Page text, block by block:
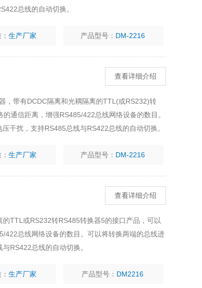
总线的自动切换。
：生产厂家 产品型号： DM-2216
查看详细介绍
，带有DCDC隔离和光耦隔离的TTL(或RS232)转
通信距离，增强RS485/422总线网络设备的数目。
干扰，支持RS485总线与RS422总线的自动切换。
：生产厂家 产品型号： DM-2216
查看详细介绍
TTL或RS232转RS485转换器5的接口产品，可以
422总线网络设备的数目。可以将转换两端的总线进
RS422总线的自动切换。
：生产厂家 产品型号： DM2216